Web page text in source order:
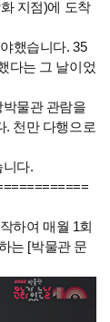
지점)에 도착
했습니다. 35
다는 그 날이었
물관 관람을
. 천만 다행으로
니다.
하여 매월 1회
는 [박물관 문